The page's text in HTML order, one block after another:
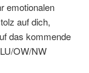
emotionalen
auf dich,
das kommende
OW/NW